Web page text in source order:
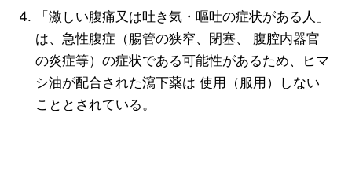
「激しい腹痛又は吐き気・嘔吐の症状がある人」
は、急性腹症（腸管の狭窄、閉塞、 腹腔内器官
の炎症等）の症状である可能性があるため、ヒマ
シ油が配合された瀉下薬は 使用（服用）しない
こととされている。